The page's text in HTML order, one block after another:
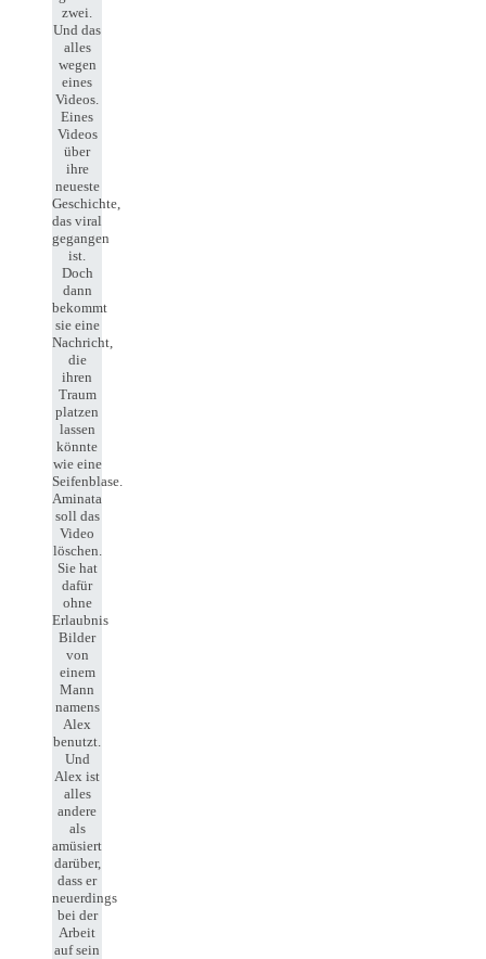
zwei.
Und das
alles
wegen
eines
Videos.
Eines
Videos
über
ihre
neueste
Geschichte,
das viral
gegangen
ist.
Doch
dann
bekommt
sie eine
Nachricht,
die
ihren
Traum
platzen
lassen
könnte
wie eine
Seifenblase.
Aminata
soll das
Video
löschen.
Sie hat
dafür
ohne
Erlaubnis
Bilder
von
einem
Mann
namens
Alex
benutzt.
Und
Alex ist
alles
andere
als
amüsiert
darüber,
dass er
neuerdings
bei der
Arbeit
auf sein